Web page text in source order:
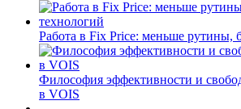
Работа в Fix Price: меньше рутины,
Философия эффективности и
в VOIS